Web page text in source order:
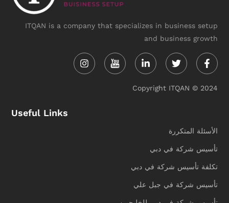
ITQAN is a company that specializes in business setup
and business growth
in f
Copyright ITQAN © 2024
Useful Links
الأسئلة المتكررة
تأسيس شركة في دبي
تكلفة تأسيس شركة في دبي
تأسيس شركة في جبل علي